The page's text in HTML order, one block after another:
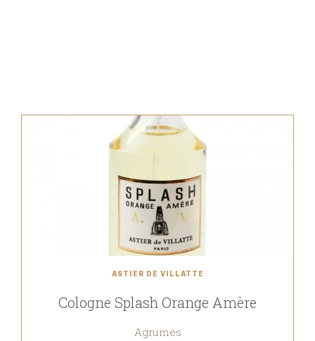
ASTIER DE VILLATTE
Cologne Splash Orange Amère
Agrumes